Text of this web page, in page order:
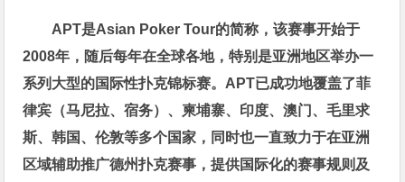
APT是Asian Poker Tour的简称，该赛事开始于
2008年，随后每年在全球各地，特别是亚洲地区举办一
系列大型的国际性扑克锦标赛。APT已成功地覆盖了菲
律宾（马尼拉、宿务）、柬埔寨、印度、澳门、毛里求
斯、韩国、伦敦等多个国家，同时也一直致力于在亚洲
区域辅助推广德州扑克赛事，提供国际化的赛事规则及